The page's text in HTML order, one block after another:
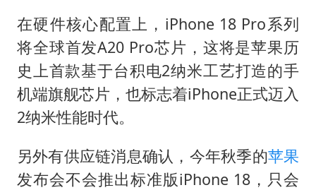
在硬件核心配置上，iPhone 18 Pro系列
将全球首发A20 Pro芯片，这将是苹果历
史上首款基于台积电2纳米工艺打造的手
机端旗舰芯片，也标志着iPhone正式迈入
2纳米性能时代。
另外有供应链消息确认，今年秋季的苹果
发布会不会推出标准版iPhone 18，只会